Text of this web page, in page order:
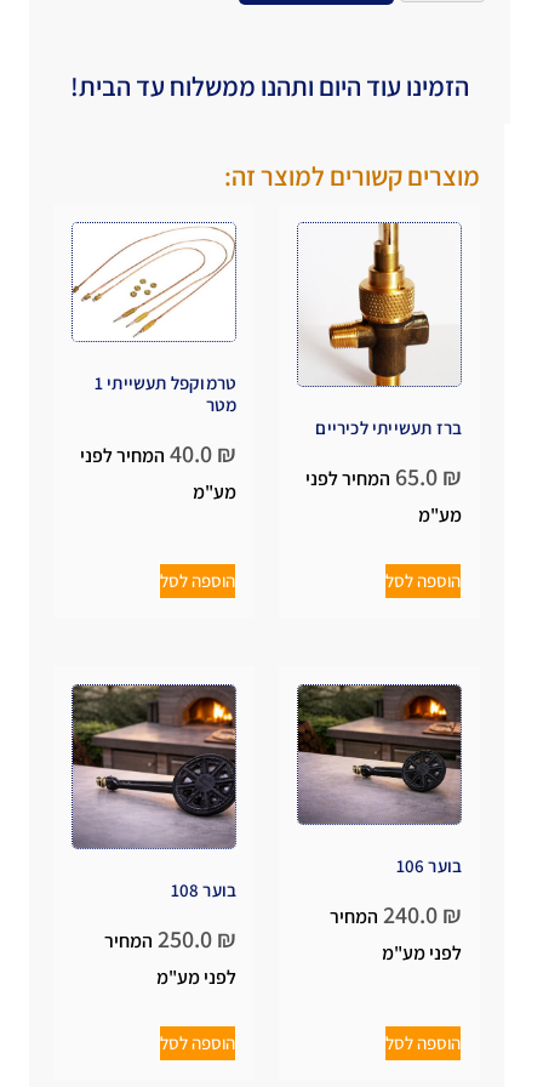
הזמינו עוד היום ותהנו ממשלוח עד הבית!
מוצרים קשורים למוצר זה:
ברז תעשייתי לכיריים
₪
המחיר לפני
מע"מ
הוספה לסל
טרמוקפל תעשייתי 1
מטר
₪
המחיר לפני
מע"מ
הוספה לסל
בוער 106
₪
המחיר
לפני מע"מ
הוספה לסל
בוער 108
₪
המחיר
לפני מע"מ
הוספה לסל